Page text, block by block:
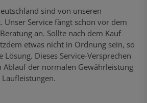
sind von unseren
Unser Service fängt schon vor dem
an. Sollte nach dem Kauf
etwas nicht in Ordnung sein, so
Dieses Service-Versprechen
Ablauf der normalen Gewährleistung